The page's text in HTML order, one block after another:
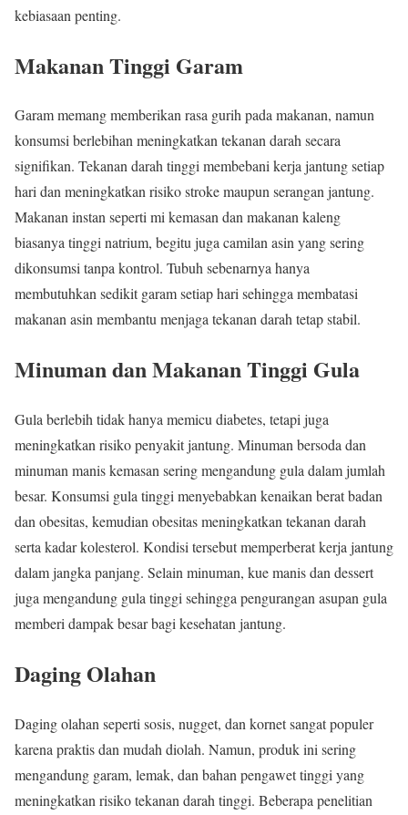
kebiasaan penting.
Makanan Tinggi Garam
Garam memang memberikan rasa gurih pada makanan, namun
konsumsi berlebihan meningkatkan tekanan darah secara
signifikan. Tekanan darah tinggi membebani kerja jantung setiap
hari dan meningkatkan risiko stroke maupun serangan jantung.
Makanan instan seperti mi kemasan dan makanan kaleng
biasanya tinggi natrium, begitu juga camilan asin yang sering
dikonsumsi tanpa kontrol. Tubuh sebenarnya hanya
membutuhkan sedikit garam setiap hari sehingga membatasi
makanan asin membantu menjaga tekanan darah tetap stabil.
Minuman dan Makanan Tinggi Gula
Gula berlebih tidak hanya memicu diabetes, tetapi juga
meningkatkan risiko penyakit jantung. Minuman bersoda dan
minuman manis kemasan sering mengandung gula dalam jumlah
besar. Konsumsi gula tinggi menyebabkan kenaikan berat badan
dan obesitas, kemudian obesitas meningkatkan tekanan darah
serta kadar kolesterol. Kondisi tersebut memperberat kerja jantung
dalam jangka panjang. Selain minuman, kue manis dan dessert
juga mengandung gula tinggi sehingga pengurangan asupan gula
memberi dampak besar bagi kesehatan jantung.
Daging Olahan
Daging olahan seperti sosis, nugget, dan kornet sangat populer
karena praktis dan mudah diolah. Namun, produk ini sering
mengandung garam, lemak, dan bahan pengawet tinggi yang
meningkatkan risiko tekanan darah tinggi. Beberapa penelitian